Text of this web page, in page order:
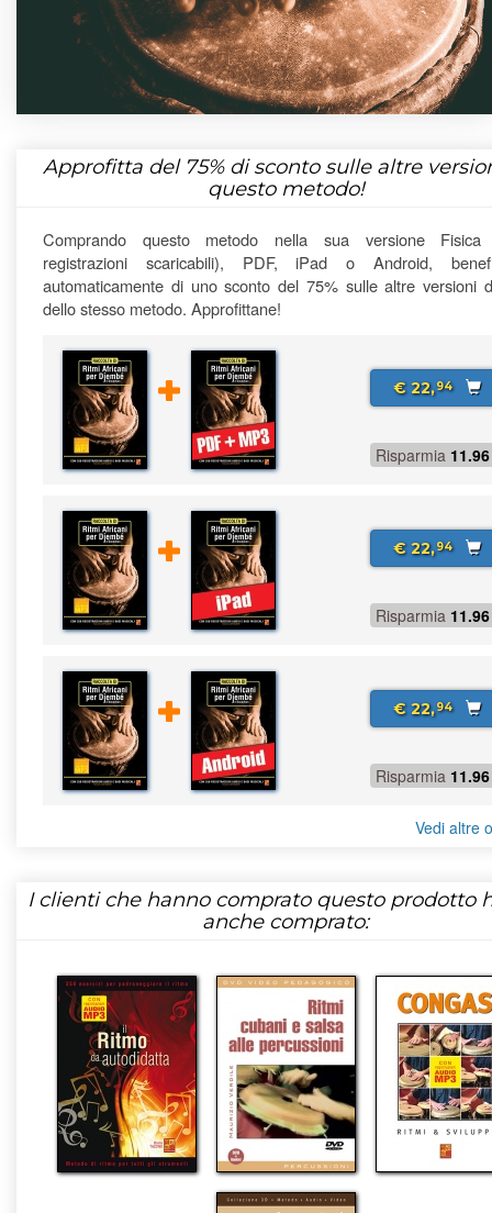
Approfitta del 75%di sconto sulle altre
questo metodo!
Comprando questo metodo nella sua versione Fisica
registrazioni scaricabili), PDF, iPad o Android,
automaticamente di uno sconto del 75% sulle altre versioni
dello stesso metodo. Approfittane!
€ 22,94
Risparmia 11.96
€ 22,94
Risparmia 11.96
€ 22,94
Risparmia 11.96
Vedi altre
I clienti che hanno comprato questo prodotto
anche comprato: